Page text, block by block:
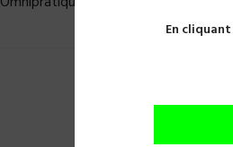
En